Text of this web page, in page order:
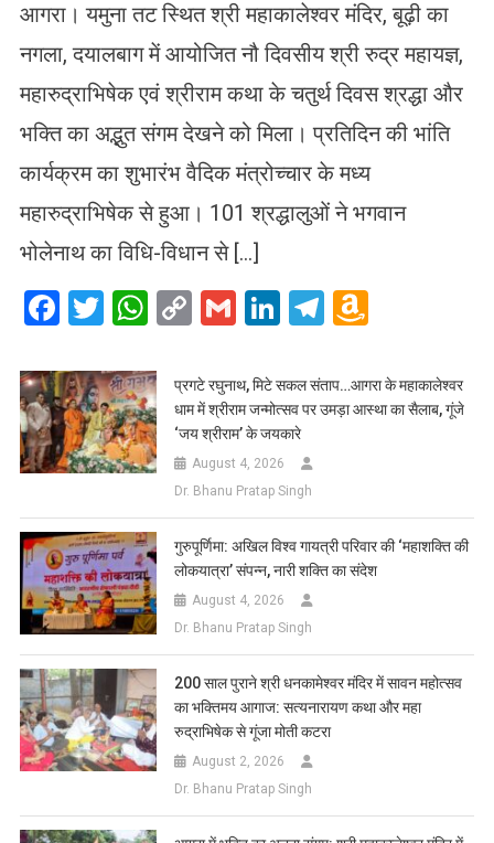
आगरा। यमुना तट स्थित श्री महाकालेश्वर मंदिर, बूढ़ी का
नगला, दयालबाग में आयोजित नौ दिवसीय श्री रुद्र महायज्ञ,
महारुद्राभिषेक एवं श्रीराम कथा के चतुर्थ दिवस श्रद्धा और
भक्ति का अद्भुत संगम देखने को मिला। प्रतिदिन की भांति
कार्यक्रम का शुभारंभ वैदिक मंत्रोच्चार के मध्य
महारुद्राभिषेक से हुआ। 101 श्रद्धालुओं ने भगवान
भोलेनाथ का विधि-विधान से […]
Facebook
Twitter
WhatsApp
CopyGmailLinkedIn
Telegram
List
प्रगटे रघुनाथ, मिटे सकल संताप…आगरा के महाकालेश्वर
धाम में श्रीराम जन्मोत्सव पर उमड़ा आस्था का सैलाब, गूंजे
‘जय श्रीराम’ के जयकारे
August 4, 2026
Dr. Bhanu Pratap Singh
गुरुपूर्णिमा: अखिल विश्व गायत्री परिवार की ‘महाशक्ति की
लोकयात्रा’ संपन्न, नारी शक्ति का संदेश
August 4, 2026
Dr. Bhanu Pratap Singh
200 साल पुराने श्री धनकामेश्वर मंदिर में सावन महोत्सव
का भक्तिमय आगाज: सत्यनारायण कथा और महा
रुद्राभिषेक से गूंजा मोती कटरा
August 2, 2026
Dr. Bhanu Pratap Singh